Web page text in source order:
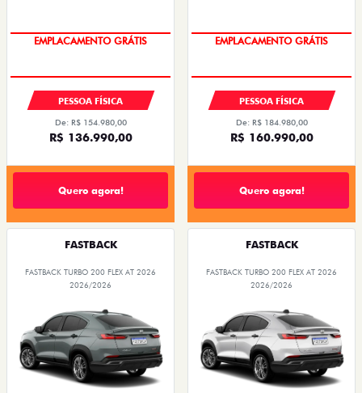
OPORTUNIDADE
PESSOA FÍSICA
De: R$ 154.980,00
R$ 136.990,00
Quero agora!
OPORTUNIDADE
PESSOA FÍSICA
De: R$ 184.980,00
R$ 160.990,00
Quero agora!
FASTBACK
FASTBACK TURBO 200 FLEX AT 2026
2026/2026
FASTBACK
FASTBACK TURBO 200 FLEX AT 2026
2026/2026